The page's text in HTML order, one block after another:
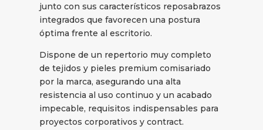
junto con sus característicos reposabrazos
integrados que favorecen una postura
óptima frente al escritorio.
Dispone de un repertorio muy completo
de tejidos y pieles premium comisariado
por la marca, asegurando una alta
resistencia al uso continuo y un acabado
impecable, requisitos indispensables para
proyectos corporativos y contract.